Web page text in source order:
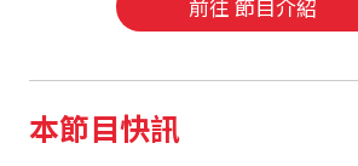
前往 節目介紹
本節目快訊